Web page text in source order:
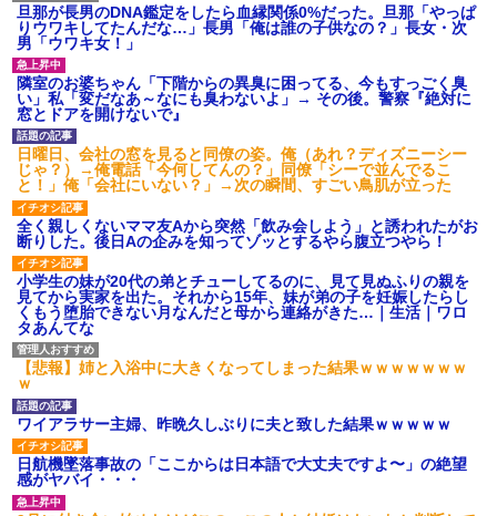
俺「初対面でなに言ったか覚えてる？」嫁「臭いんだよ！キモオ
タ？だっけ？」俺「だいたい合ってる。で、なんで告白してきた
の？」→
放置子が病院送りになったらしい → 俺（二度と帰ってくるなよ…
嫁を半身不随にしやがった恨みは、正直こんなもんじゃ晴れな
い）
小学生の息子が急に様子がおかしくなった。私「理由を聞いても
『わかんない！』って怒鳴り付けてくるし、困っってる」旦那
「話してみるよ」→ 後日・・・
友人とふたりで山口に旅行した時の事。レンタカーを借りて山の
中の道を走っていたら、突然ガガッ！って音がして…
隣の部屋の住民の母親、オートロックを突破してマンションに入
り込んできたみたいで、ずっとドアの前で喚いてて滅茶苦茶うる
さかった。
近所のお寺に住み込みで手伝いしてる知的障害のオッサンがい
た。ある日、オッサンが火かき棒を持って顔を真っ赤にしながら
走り回っていて…
旦那が長男のDNA鑑定をしたら血縁関係0%だった。旦那「やっぱ
りウワキしてたんだな…」長男「俺は誰の子供なの？」長女・次
男「ウワキ女！」
隣室のお婆ちゃん「下階からの異臭に困ってる、今もすっごく臭
い」私「変だなあ～なにも臭わないよ」→ その後。警察『絶対に
窓とドアを開けないで』
日曜日、会社の窓を見ると同僚の姿。俺（あれ？ディズニーシー
じゃ？）→俺電話「今何してんの？」同僚「シーで並んでるこ
と！」俺「会社にいない？」→次の瞬間、すごい鳥肌が立った
全く親しくないママ友Aから突然「飲み会しよう」と誘われたがお
断りした。後日Aの企みを知ってゾッとするやら腹立つやら！
小学生の妹が20代の弟とチューしてるのに、見て見ぬふりの親を
見てから実家を出た。それから15年、妹が弟の子を妊娠したらし
くもう堕胎できない月なんだと母から連絡がきた…｜生活｜ワロ
タあんてな
【悲報】姉と入浴中に大きくなってしまった結果ｗｗｗｗｗｗｗ
ｗ
ワイアラサー主婦、昨晩久しぶりに夫と致した結果ｗｗｗｗｗ
日航機墜落事故の「ここからは日本語で大丈夫ですよ〜」の絶望
感がヤバイ・・・